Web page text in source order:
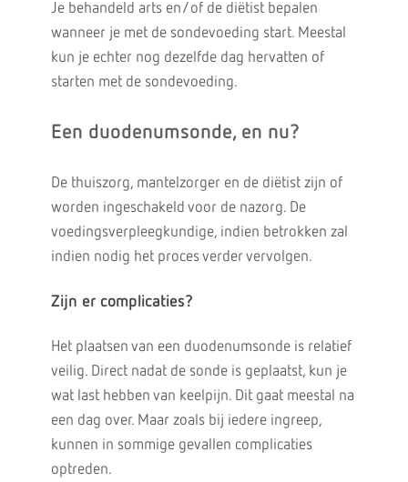
Je behandeld arts en/of de diëtist bepalen
wanneer je met de sondevoeding start. Meestal
kun je echter nog dezelfde dag hervatten of
starten met de sondevoeding.
Een duodenumsonde, en nu?
De thuiszorg, mantelzorger en de diëtist zijn of
worden ingeschakeld voor de nazorg. De
voedingsverpleegkundige, indien betrokken zal
indien nodig het proces verder vervolgen.
Zijn er complicaties?
Het plaatsen van een duodenumsonde is relatief
veilig. Direct nadat de sonde is geplaatst, kun je
wat last hebben van keelpijn. Dit gaat meestal na
een dag over. Maar zoals bij iedere ingreep,
kunnen in sommige gevallen complicaties
optreden.